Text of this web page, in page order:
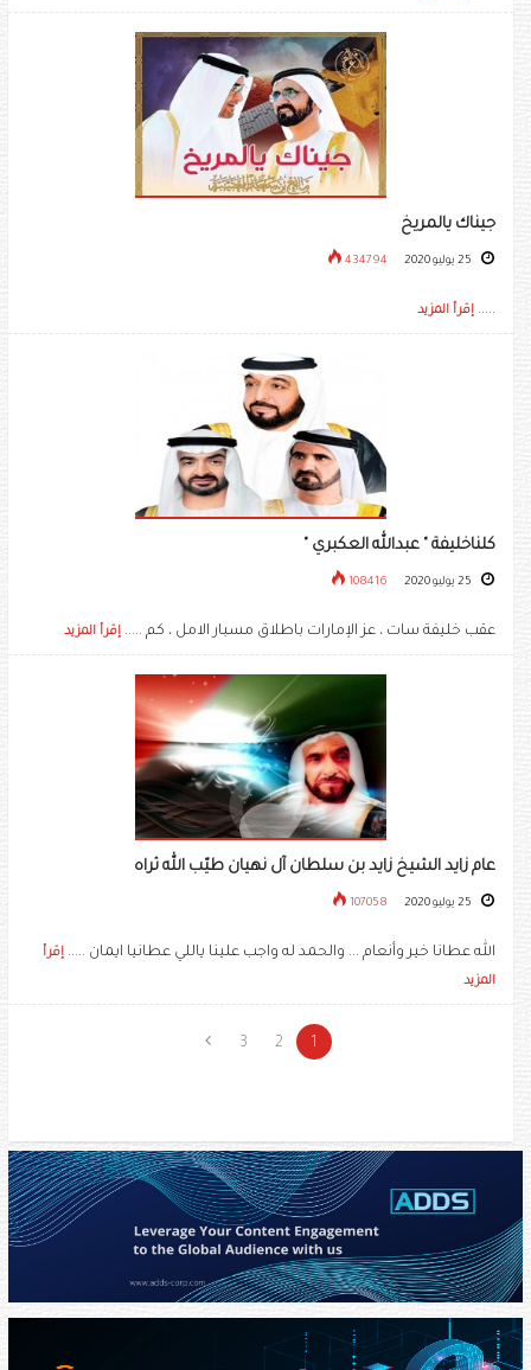
جيناك يالمريخ
434794
..... إقرأ المزيد
كلناخليفة " عبدالله العكبري "
108416
عقب خليفة سات ، عز الإمارات باطلاق مسبار الامل ، كم ..... إقرأ المزيد
عام زايد الشيخ زايد بن سلطان آل نهيان طيّب الله ثراه
107058
الله عطانا خير وأنعام ... والحمد له واجب علينا ياللي عطانيا ايمان ..... إقرأ
المزيد
1
2
3